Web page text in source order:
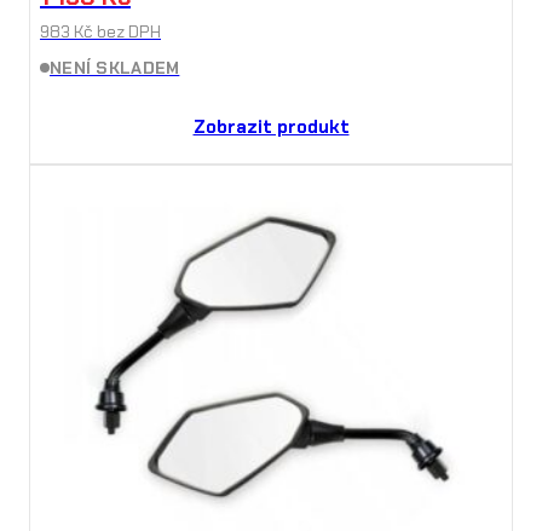
983 Kč bez DPH
NENÍ SKLADEM
Zobrazit produkt